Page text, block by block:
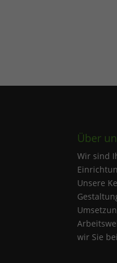
Über
Wir sind
Unsere
wir Sie